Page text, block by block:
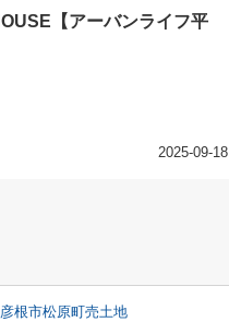
【アーバンライフ平
2025-09-18
彦根市松原町売土地